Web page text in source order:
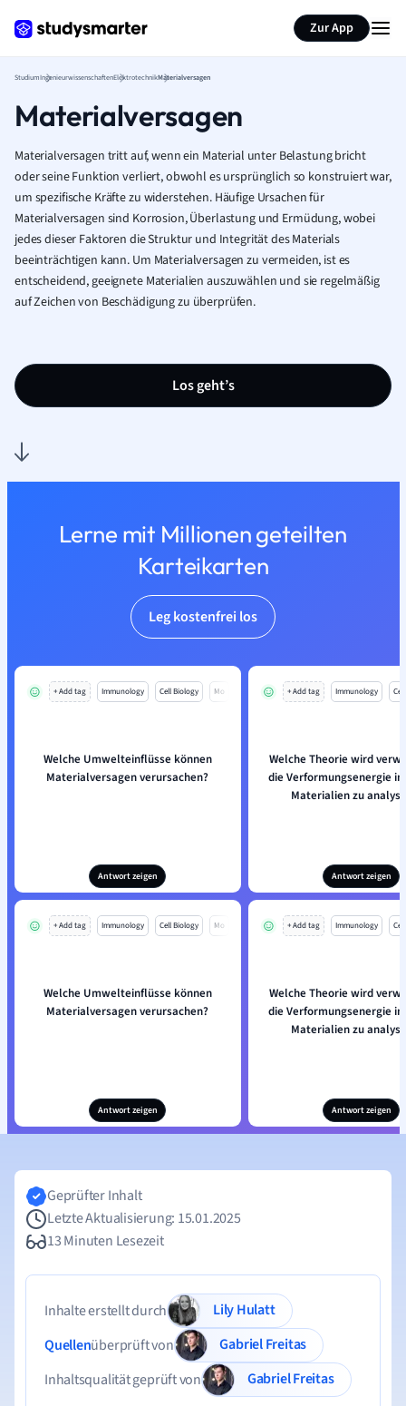
Zur App
StudiumIngenieurwissenschaftenElektrotechnikMaterialversagen
Materialversagen
Materialversagen tritt auf, wenn ein Material unter Belastung bricht
oder seine Funktion verliert, obwohl es ursprünglich so konstruiert war,
um spezifische Kräfte zu widerstehen. Häufige Ursachen für
Materialversagen sind Korrosion, Überlastung und Ermüdung, wobei
jedes dieser Faktoren die Struktur und Integrität des Materials
beeinträchtigen kann. Um Materialversagen zu vermeiden, ist es
entscheidend, geeignete Materialien auszuwählen und sie regelmäßig
auf Zeichen von Beschädigung zu überprüfen.
Los geht’s
Lerne mit Millionen geteilten
Karteikarten
Leg kostenfrei los
+ Add tag Immunology Cell Biology Mo
Welche Umwelteinflüsse können
Materialversagen verursachen?
Antwort zeigen
+ Add tag Immunology
Welche Theorie wird
die Verformungsenergie
Materialien zu
Antwort zeigen
+ Add tag Immunology Cell Biology Mo
Welche Umwelteinflüsse können
Materialversagen verursachen?
Antwort zeigen
+ Add tag Immunology
Welche Theorie wird
die Verformungsenergie
Materialien zu
Antwort zeigen
Geprüfter Inhalt
Letzte Aktualisierung: 15.01.2025
13 Minuten Lesezeit
Inhalte erstellt durch
Lily Hulatt
Quellenüberprüft von
Gabriel Freitas
Inhaltsqualität geprüft von
Gabriel Freitas